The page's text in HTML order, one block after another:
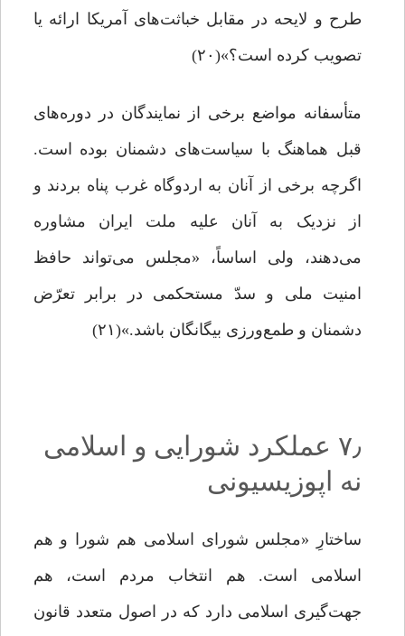
طرح و لایحه در مقابل خباثت‌های آمریکا ارائه یا
تصویب کرده‌ است؟»(۲۰)
متأسفانه مواضع برخی از نمایندگان در دوره‌های
قبل هماهنگ با سیاست‌های دشمنان بوده است.
اگرچه برخی از آنان به اردوگاه غرب پناه بردند و
از نزدیک به آنان علیه ملت ایران مشاوره
می‌دهند، ولی اساساً، «مجلس می‌تواند حافظ
امنیت ملی و سدّ مستحکمی در برابر تعرّض
دشمنان و طمع‌ورزی بیگانگان باشد.»(۲۱)
۷٫ عملکرد شورایی و اسلامی
نه اپوزیسیونی
ساختارِ «مجلس شورای اسلامی هم شورا و هم
اسلامی است. هم انتخاب مردم است، هم
جهت‌گیری اسلامی دارد که در اصول متعدد قانون